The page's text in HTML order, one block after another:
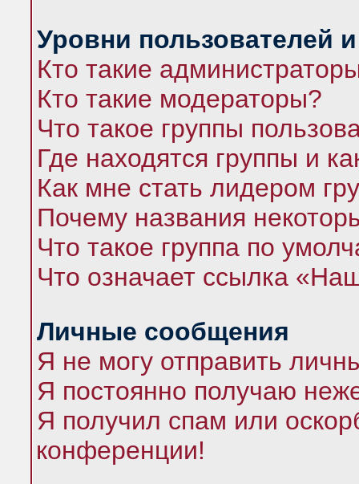
Уровни пользователей
Кто такие
Кто такие модераторы?
Что такое группы
Где находятся группы и
Как мне стать лидером
Почему названия
Что такое группа по
Что означает ссылка
Личные сообщения
Я не могу отправить
Я постоянно получаю
Я получил спам или
конференции!